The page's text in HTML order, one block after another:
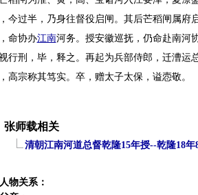
今过半，乃身往督役启闸。其后芒稻闸属
命协办江南河务。授安徽巡抚，仍命赴南河
行刑，毕，释之。再起为兵部侍郎，迁漕运
高宗称其笃实。卒，赠太子太保，谥悫敬。
张师载相关
清朝江南河道总督乾隆15年授--乾隆18年
人物关系：